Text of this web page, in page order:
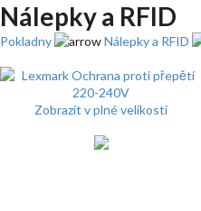
Nálepky a RFID
Pokladny Nálepky a RFID
Zobrazit v plné velikosti